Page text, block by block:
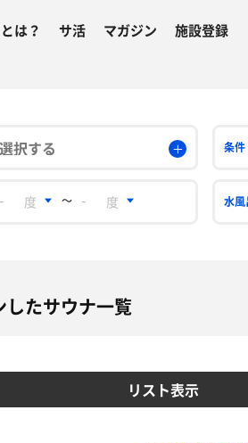
は？ サ活 マガジン 施設登録
選択する 条件
〜 水風
したサウナ一覧
リスト表示